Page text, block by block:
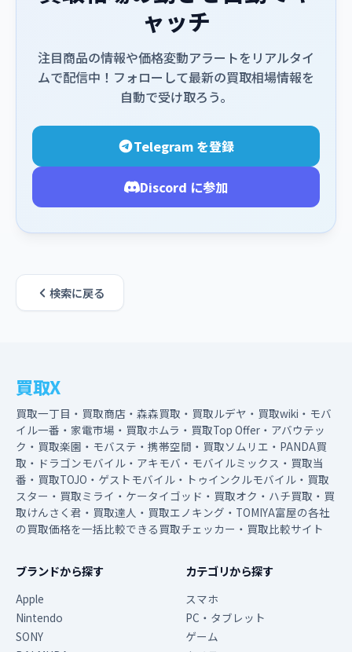
ャッチ
注目商品の情報や価格変動アラートをリアルタイ
ムで配信中！フォローして最新の買取相場情報を
自動で受け取ろう。
Telegram を登録
Discord に参加
検索に戻る
買取X
買取一丁目・買取商店・森森買取・買取ルデヤ・買取wiki・モバ
イル一番・家電市場・買取ホムラ・買取Top Offer・アバウテッ
ク・買取楽園・モバステ・携帯空間・買取ソムリエ・PANDA買
取・ドラゴンモバイル・アキモバ・モバイルミックス・買取当
番・買取TOJO・ゲストモバイル・トゥインクルモバイル・買取
スター・買取ミライ・ケータイゴッド・買取オク・ハチ買取・買
取けんさく君・買取達人・買取エノキング・TOMIYA富屋の各社
の買取価格を一括比較できる買取チェッカー・買取比較サイト
ブランドから探す
Apple
Nintendo
SONY
カテゴリから探す
スマホ
PC・タブレット
ゲーム